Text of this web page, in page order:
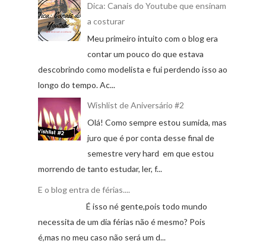
Dica: Canais do Youtube que ensinam
a costurar
Meu primeiro intuito com o blog era
contar um pouco do que estava
descobrindo como modelista e fui perdendo isso ao
longo do tempo. Ac...
Wishlist de Aniversário #2
Olá! Como sempre estou sumida, mas
juro que é por conta desse final de
semestre very hard em que estou
morrendo de tanto estudar, ler, f...
E o blog entra de férias....
É isso né gente,pois todo mundo
necessita de um dia férias não é mesmo? Pois
é,mas no meu caso não será um d...